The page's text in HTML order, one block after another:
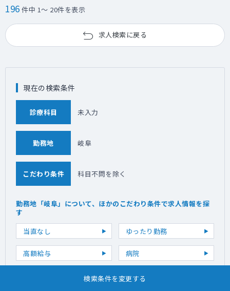
196 件中 1～ 20件を表示
求人検索に戻る
検索条件を変更する
現在の検索条件
診療科目 未入力
勤務地 岐阜
こだわり条件 科目不問を除く
勤務地「岐阜」について、ほかのこだわり条件で求人情報を探
す
当直なし
ゆったり勤務
高額給与 病院